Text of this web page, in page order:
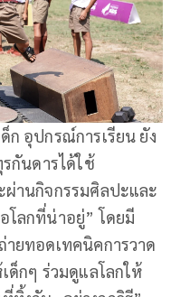
ก อุปกรณ์การเรียน ยัง
กันดารได้ใช้
ผ่านกิจกรรมศิลปะและ
โลกที่น่าอยู่” โดยมี
ยทอดเทคนิคการวาด
ด็กๆ ร่วมดูแลโลกให้